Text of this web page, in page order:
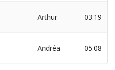
Arthur 03:19
Andréa 05:08